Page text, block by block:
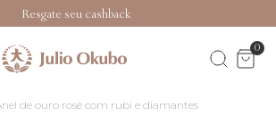
Resgate seu cashback
0
de ouro rosê com rubi e diamantes